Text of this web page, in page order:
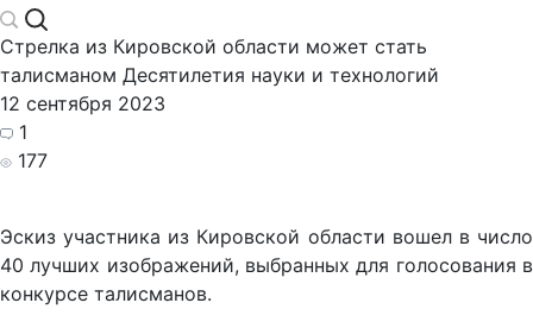
Стрелка из Кировской области может стать
талисманом Десятилетия науки и технологий
12 сентября 2023
1
177
Эскиз участника из Кировской области вошел в число
40 лучших изображений, выбранных для голосования в
конкурсе талисманов.